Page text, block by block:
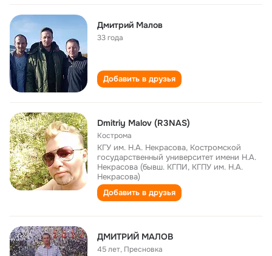
Дмитрий Малов
33 года
Добавить в друзья
Dmitriy Malov (R3NAS)
Кострома
КГУ им. Н.А. Некрасова, Костромской
государственный университет имени Н.А.
Некрасова (бывш. КГПИ, КГПУ им. Н.А.
Некрасова)
Добавить в друзья
ДМИТРИЙ МАЛОВ
45 лет, Пресновка